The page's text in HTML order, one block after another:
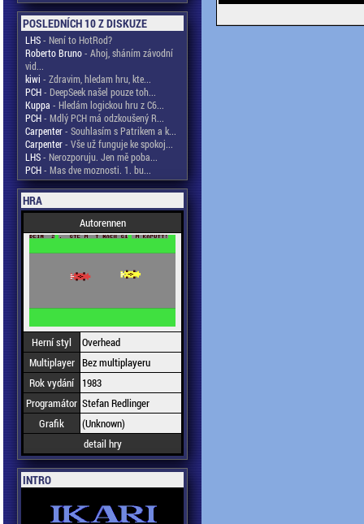
POSLEDNÍCH 10 Z DISKUZE
LHS- Není to HotRod?
Roberto Bruno- Ahoj, sháním závodní
vid...
kiwi - Zdravim, hledam hru, kte...
PCH- DeepSeek našel pouze toh...
Kuppa - Hledám logickou hru z C6...
PCH- Mdlý PCH má odzkoušený R...
Carpenter- Souhlasím s Patrikem a k...
Carpenter- Vše už funguje ke spokoj...
LHS- Nerozporuju. Jen mě poba...
PCH- Mas dve moznosti. 1. bu...
HRA
Autorennen
Herní styl
Overhead
Multiplayer Bez multiplayeru
Rok vydání
1983
Programátor Stefan Redlinger
Grafik
(Unknown)
detail hry
INTRO